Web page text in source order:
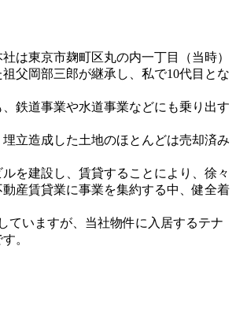
は東京市麹町区丸の内一丁目（当時）
父岡部三郎が継承し、私で10代目とな
鉄道事業や水道事業などにも乗り出す
立造成した土地のほとんどは売却済み
を建設し、賃貸することにより、徐々
産賃貸業に事業を集約する中、健全着
ていますが、当社物件に入居するテナ
。